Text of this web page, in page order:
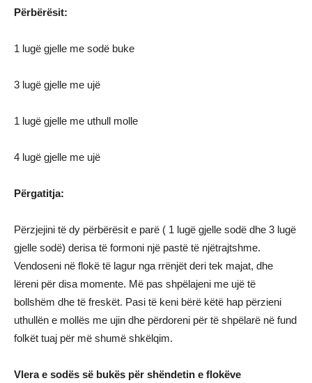
Përbërësit:
1 lugë gjelle me sodë buke
3 lugë gjelle me ujë
1 lugë gjelle me uthull molle
4 lugë gjelle me ujë
Përgatitja:
Përzjejini të dy përbërësit e parë ( 1 lugë gjelle sodë dhe 3 lugë
gjelle sodë) derisa të formoni një pastë të njëtrajtshme.
Vendoseni në flokë të lagur nga rrënjët deri tek majat, dhe
lëreni për disa momente. Më pas shpëlajeni me ujë të
bollshëm dhe të freskët. Pasi të keni bërë këtë hap përzieni
uthullën e mollës me ujin dhe përdoreni për të shpëlarë në fund
folkët tuaj për më shumë shkëlqim.
Vlera e sodës së bukës për shëndetin e flokëve